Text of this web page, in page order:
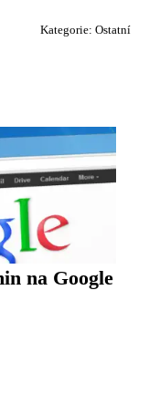
Kategorie: Ostatní
na Google